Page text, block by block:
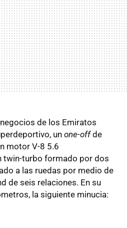
de los Emiratos
unone-offde
motor V-8 5.6
twin-turbo formado por dos
a las ruedas por medio de
de seis relaciones. En su
la siguiente minucia: